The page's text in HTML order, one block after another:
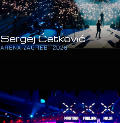
Sergej Ćetković
ARENA ZAGREB · 2026